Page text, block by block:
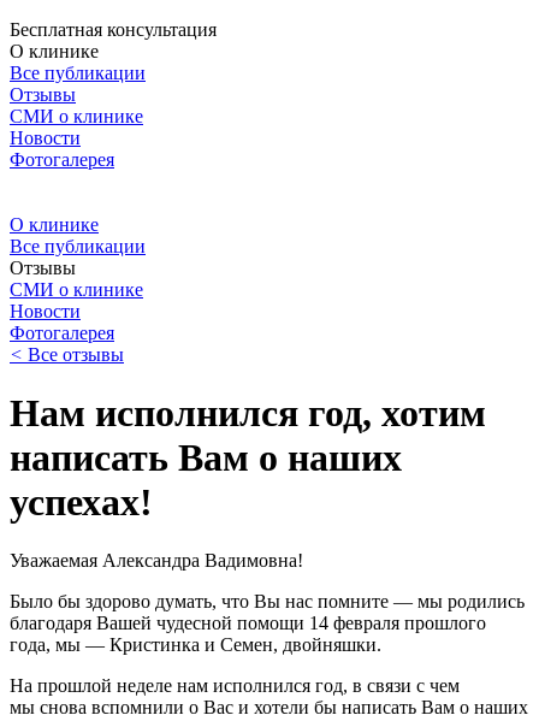
Бесплатная консультация
О клинике
Все публикации
Отзывы
СМИ о клинике
Новости
Фотогалерея
О клинике
Все публикации
Отзывы
СМИ о клинике
Новости
Фотогалерея
< Все отзывы
Нам исполнился год, хотим
написать Вам о наших
успехах!
Уважаемая Александра Вадимовна!
Было бы здорово думать, что Вы нас помните — мы родились
благодаря Вашей чудесной помощи 14 февраля прошлого
года, мы — Кристинка и Семен, двойняшки.
На прошлой неделе нам исполнился год, в связи с чем
мы снова вспомнили о Вас и хотели бы написать Вам о наших